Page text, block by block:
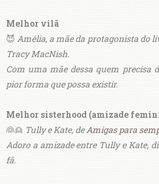
Melhor vilã
😈Amélia, a mãe da protagonista do
Tracy MacNish.
Com uma mãe dessa quem precisa
pior forma que possa existir.
Melhor sisterhood (amizade
👰👱 Tully e Kate, deAmigas para
Adoro a amizade entre Tully e Kate,
fã.